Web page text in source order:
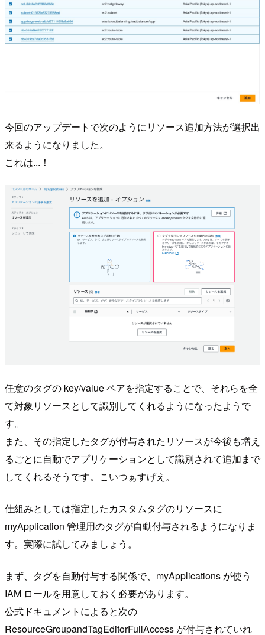
今回のアップデートで次のようにリソース追加方法が選択出
来るようになりました。
これは...！
任意のタグの key/value ペアを指定することで、それらを全
て対象リソースとして識別してくれるようになったようで
す。
また、その指定したタグが付与されたリソースが今後も増え
るごとに自動でアプリケーションとして識別されて追加まで
してくれるそうです。こいつぁすげえ。
仕組みとしては指定したカスタムタグのリソースに
myApplication 管理用のタグが自動付与されるようになりま
す。実際に試してみましょう。
まず、タグを自動付与する関係で、myApplications が使う
IAM ロールを用意しておく必要があります。
公式ドキュメントによると次の
ResourceGroupandTagEditorFullAccess が付与されていれ